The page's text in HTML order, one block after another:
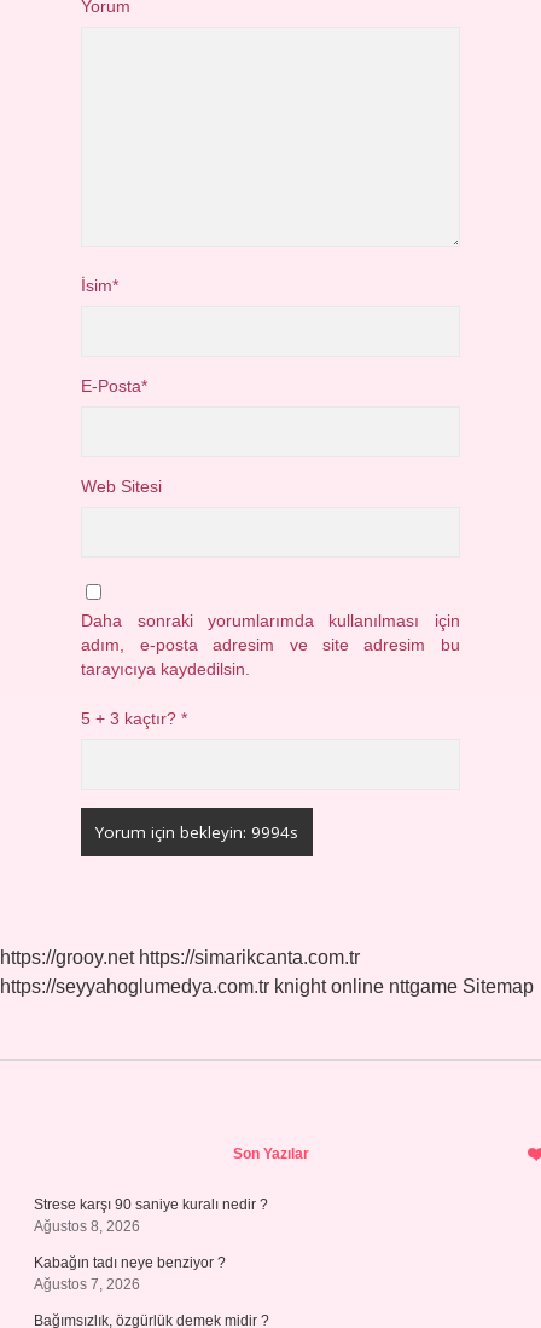
Yorum
İsim*
E-Posta*
Web Sitesi
Daha sonraki yorumlarımda kullanılması için
adım, e-posta adresim ve site adresim bu
tarayıcıya kaydedilsin.
5 + 3 kaçtır?*
https://grooy.net https://simarikcanta.com.tr
https://seyyahoglumedya.com.tr knight online nttgame Sitemap
Son Yazılar
Strese karşı 90 saniye kuralı nedir ?
Ağustos 8, 2026
Kabağın tadı neye benziyor ?
Ağustos 7, 2026
Bağımsızlık, özgürlük demek midir ?